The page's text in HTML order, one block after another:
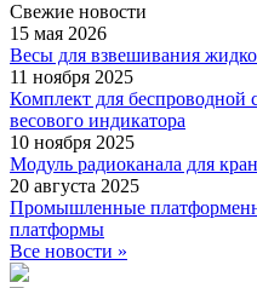
Свежие новости
15 мая 2026
Весы для взвешивания
11 ноября 2025
Комплект для беспроводной
весового индикатора
10 ноября 2025
Модуль радиоканала для
20 августа 2025
Промышленные
платформы
Все новости »